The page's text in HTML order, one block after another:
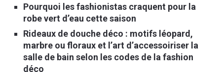
Pourquoi les fashionistas craquent pour la
robe vert d’eau cette saison
Rideaux de douche déco : motifs léopard,
marbre ou floraux et l’art d’accessoiriser la
salle de bain selon les codes de la fashion
déco